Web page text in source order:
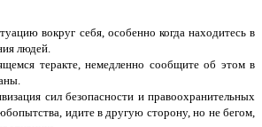
вокруг себя, особенно когда находитесь в
людей.
теракте, немедленно сообщите об этом в
сил безопасности и правоохранительных
идите в другую сторону, но не бегом,